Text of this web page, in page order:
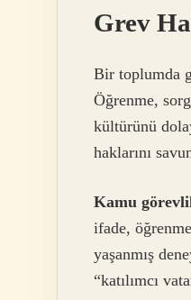
Grev
Bir toplumda
Öğrenme,
kültürünü
haklarını
Kamu
ifade,
yaşanmış
“katılımcı